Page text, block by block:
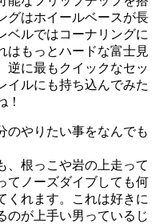
グはホイールベースが長
ベルではコーナリングに
はもっとハードな富士見
逆に最もクイックなセッ
イルにも持ち込んでみた
！
のやりたい事をなんでも
、根っこや岩の上走って
てノーズダイブしても何
くれます。これは好きに
のが上手い男っているじ